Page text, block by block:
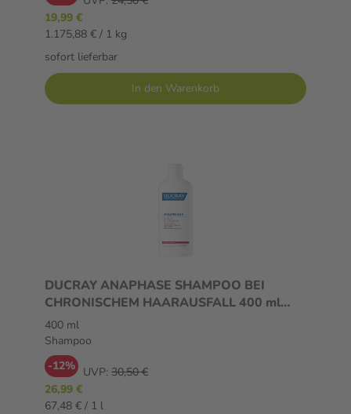
19,99 €
1.175,88 € / 1 kg
sofort lieferbar
In den Warenkorb
DUCRAY ANAPHASE SHAMPOO BEI
CHRONISCHEM HAARAUSFALL 400 ml
Shampoo
400 ml
Shampoo
-12% UVP: 30,50 €
26,99 €
67,48 € / 1 l